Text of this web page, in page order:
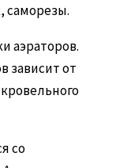
саморезы.
аэраторов.
зависит от
со